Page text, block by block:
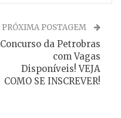
PRÓXIMA POSTAGEM
Concurso da Petrobras
com Vagas
Disponíveis! VEJA
COMO SE INSCREVER!